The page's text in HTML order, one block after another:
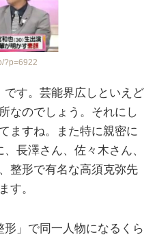
?p=6922
す。芸能界広しといえど
なのでしょう。それにし
ますね。また特に親密に
長澤さん、佐々木さん、
整形で有名な高須克弥先
す。
」で同一人物になるくら